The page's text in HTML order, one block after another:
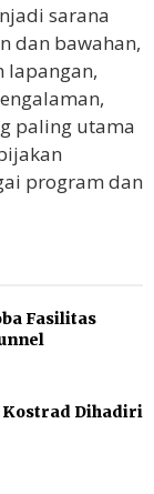
sarana
dan bawahan,
lapangan,
paling utama
program dan
Fasilitas
Kostrad Dihadiri